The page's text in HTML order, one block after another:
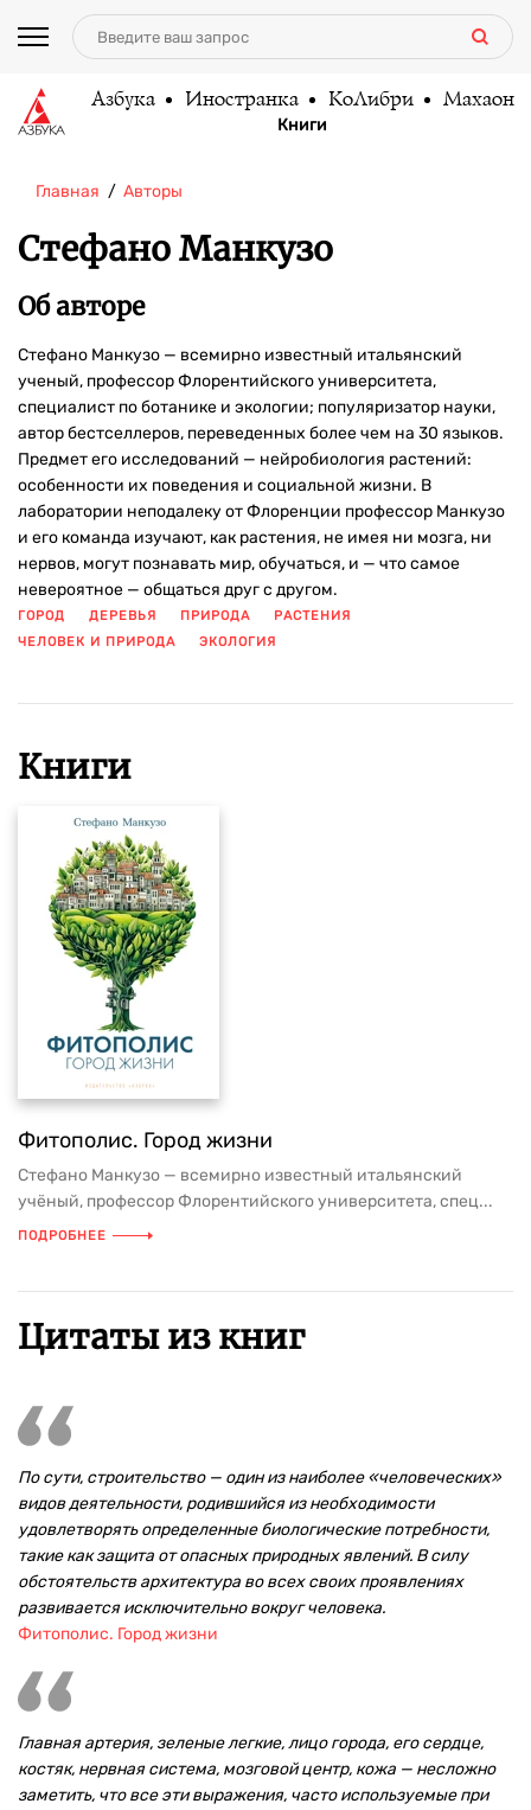
Азбука Иностранка КоЛибри Махаон
Книги
Главная Авторы
Стефано Манкузо
Об авторе
Стефано Манкузо — всемирно известный итальянский
ученый, профессор Флорентийского университета,
специалист по ботанике и экологии; популяризатор науки,
автор бестселлеров, переведенных более чем на 30 языков.
Предмет его исследований — нейробиология растений:
особенности их поведения и социальной жизни. В
лаборатории неподалеку от Флоренции профессор Манкузо
и его команда изучают, как растения, не имея ни мозга, ни
нервов, могут познавать мир, обучаться, и — что самое
невероятное — общаться друг с другом.
ГОРОД ДЕРЕВЬЯ ПРИРОДА
РАСТЕНИЯ
ЧЕЛОВЕК И ПРИРОДА
ЭКОЛОГИЯ
Книги
Фитополис. Город жизни
Стефано Манкузо — всемирно известный итальянский
учёный, профессор Флорентийского университета, спец...
ПОДРОБНЕЕ
Цитаты из книг
По сути, строительство — один из наиболее «человеческих»
видов деятельности, родившийся из необходимости
удовлетворять определенные биологические потребности,
такие как защита от опасных природных явлений. В силу
обстоятельств архитектура во всех своих проявлениях
развивается исключительно вокруг человека.
Фитополис. Город жизни
Главная артерия, зеленые легкие, лицо города, его сердце,
костяк, нервная система, мозговой центр, кожа — несложно
заметить, что все эти выражения, часто используемые при